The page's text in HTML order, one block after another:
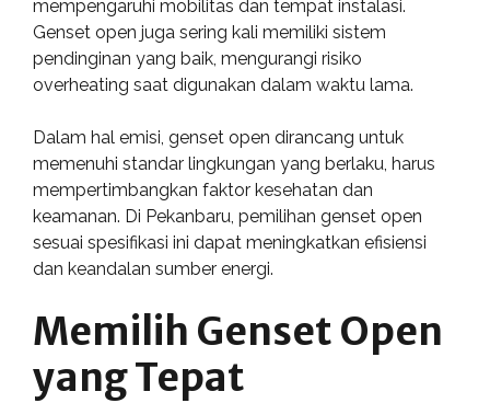
mempengaruhi mobilitas dan tempat instalasi.
Genset open juga sering kali memiliki sistem
pendinginan yang baik, mengurangi risiko
overheating saat digunakan dalam waktu lama.
Dalam hal emisi, genset open dirancang untuk
memenuhi standar lingkungan yang berlaku, harus
mempertimbangkan faktor kesehatan dan
keamanan. Di Pekanbaru, pemilihan genset open
sesuai spesifikasi ini dapat meningkatkan efisiensi
dan keandalan sumber energi.
Memilih Genset Open
yang Tepat